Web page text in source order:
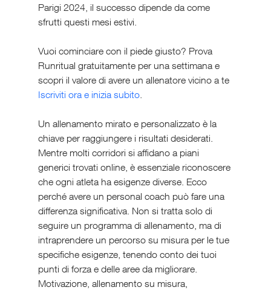
Parigi 2024, il successo dipende da come
sfrutti questi mesi estivi.
Vuoi cominciare con il piede giusto? Prova
Runritual gratuitamente per una settimana e
scopri il valore di avere un allenatore vicino a te
Iscriviti ora e inizia subito.
Un allenamento mirato e personalizzato è la
chiave per raggiungere i risultati desiderati.
Mentre molti corridori si affidano a piani
generici trovati online, è essenziale riconoscere
che ogni atleta ha esigenze diverse. Ecco
perché avere un personal coach può fare una
differenza significativa. Non si tratta solo di
seguire un programma di allenamento, ma di
intraprendere un percorso su misura per le tue
specifiche esigenze, tenendo conto dei tuoi
punti di forza e delle aree da migliorare.
Motivazione, allenamento su misura,